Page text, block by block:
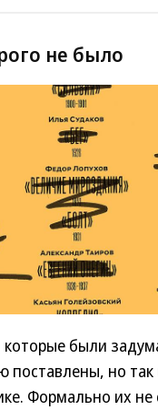
не было
которые были
поставлены, но так
Формально их не